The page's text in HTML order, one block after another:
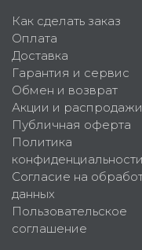
Как сделать заказ
Оплата
Доставка
Гарантия и сервис
Обмен и возврат
Акции и распродажи
Публичная оферта
Политика
конфиденциальности
Согласие на
данных
Пользовательское
соглашение